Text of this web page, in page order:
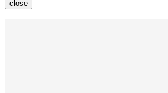
close